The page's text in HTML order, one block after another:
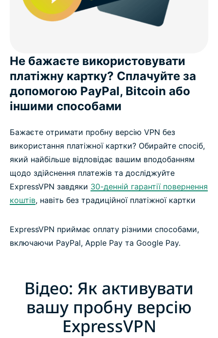
Не бажаєте використовувати
платіжну картку? Сплачуйте за
допомогою PayPal, Bitcoin або
іншими способами
Бажаєте отримати пробну версію VPN без
використання платіжної картки? Обирайте спосіб,
який найбільше відповідає вашим вподобанням
щодо здійснення платежів та досліджуйте
ExpressVPN завдяки 30-денній гарантії повернення
коштів, навіть без традиційної платіжної картки
ExpressVPN приймає оплату різними способами,
включаючи PayPal, Apple Pay та Google Pay.
Відео: Як активувати
вашу пробну версію
ExpressVPN